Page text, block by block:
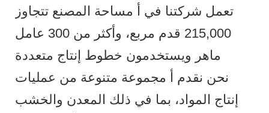
تعمل شركتنا في أ مساحة المصنع تتجاوز
215,000 قدم مربع، وأكثر من 300 عامل
نحن نقدم أ مجموعة متنوعة من عمليات
إنتاج المواد، بما في ذلك المعدن والخشب